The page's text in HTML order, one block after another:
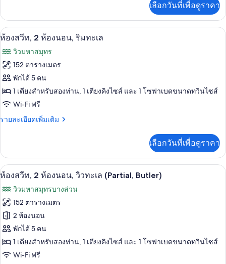
ริม
ทะเล
เกี่ยว
กับ
ห้อง
ท,
ห้อง
นอน,
ริม
ทะเล
เลือกวันที่เพื่อดูราคา
เปิด
ภาพถ่าย
ทั้งหมด
ของ
ห้อง
สวีท,
2
ริม
ทะเล
ห้องสวีท, 2 ห้องนอน, ริมทะเล | ห้องนั่ง
10
ห้องสวีท, 2 ห้องนอน, ริมทะเล
วิวมหาสมุทร
152 ตารางเมตร
พักได้ 5 คน
1 เตียงสำหรับสองท่าน, 1 เตียงคิงไซส์ และ 1 โซฟาเบดขนาดทวินไซส์
Wi-Fi ฟรี
รายละเอียดเพิ่มเติม
ราย
เกี่ยว
กับ
ห้อง
ท,
2
ห้อง
นอน,
ริม
ทะเล
เลือกวันที่เพื่อดูราคา
เปิด
ภาพถ่าย
ทั้งหมด
ของ
ห้อง
สวีท,
2
เครื่องนอนระดับพรีเมียม, มินิบาร์, ตู้นิ
10
ห้องสวีท, 2 ห้องนอน, วิวทะเล (Partial, Butler)
วิวมหาสมุทรบางส่วน
152 ตารางเมตร
2 ห้องนอน
พักได้ 5 คน
1 เตียงสำหรับสองท่าน, 1 เตียงคิงไซส์ และ 1 โซฟาเบดขนาดทวินไซส์
Wi-Fi ฟรี